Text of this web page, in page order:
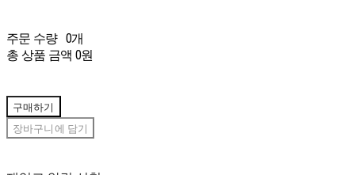
주문 수량 0개
총 상품 금액 0원
구매하기
장바구니에 담기